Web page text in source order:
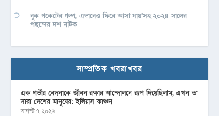
বুক পকেটের গল্প, এভাবেও ফিরে আসা যায়’সহ ২০২৪ সালের
পছন্দের দশ নাটক
সাম্প্রতিক খবরাখবর
এক গভীর বেদনাকে জীবন রক্ষার আন্দোলনে রূপ দিয়েছিলাম, এখন তা
সারা দেশের মানুষের: ইলিয়াস কাঞ্চন
আগস্ট ৭, ২০২৬